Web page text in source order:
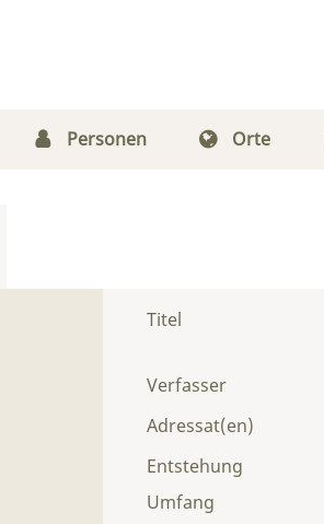
Personen Orte
Titel
Verfasser
Adressat(en)
Entstehung
Umfang